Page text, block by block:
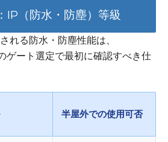
IP（防水・防塵）等級
れる防水・防塵性能は、
ゲート選定で最初に確認すべき仕
半屋外での使用可否